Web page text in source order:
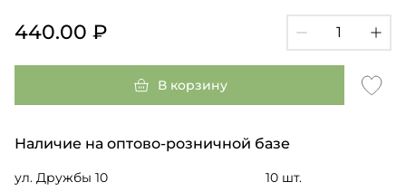
440.00 ₽
В корзину
Наличие на оптово-розничной базе
ул. Дружбы 10 10 шт.